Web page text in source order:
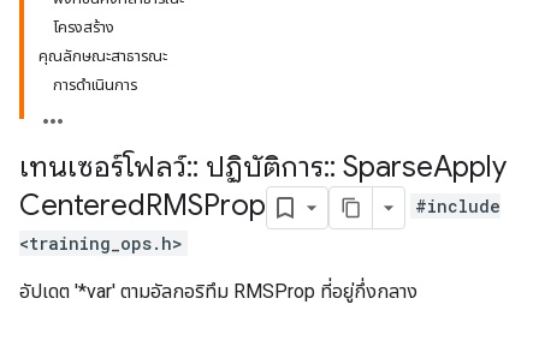
โครงสร้าง
คุณลักษณะสาธารณะ
การดำเนินการ
เทนเซอร์โฟลว์:: ปฏิบัติการ:: SparseApply
CenteredRMSProp
#include
<training_ops.h>
อัปเดต '*var' ตามอัลกอริทึม RMSProp ที่อยู่กึ่งกลาง